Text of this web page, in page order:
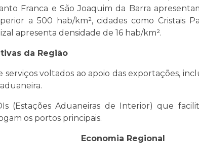
Franca e São Joaquim da Barra
a 500 hab/km², cidades como Cristais
apresenta densidade de 16 hab/km².
da Região
serviços voltados ao apoio das exportações,
(Estações Aduaneiras de Interior) que
os portos principais.
Economia Regional